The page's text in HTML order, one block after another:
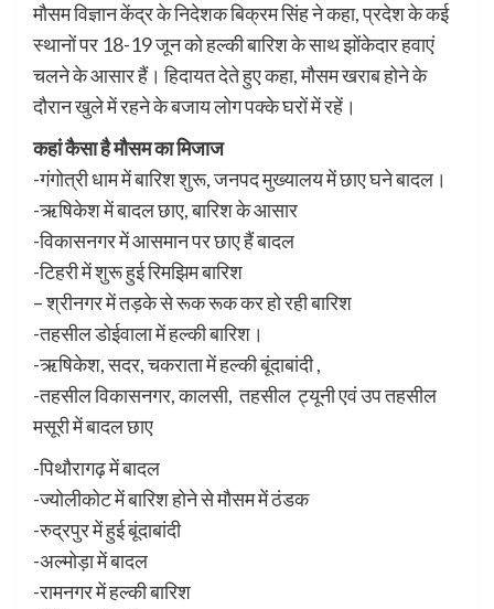
मौसम विज्ञान केंद्र के निदेशक बिक्रम सिंह ने कहा, प्रदेश के कई
स्थानों पर 18-19 जून को हल्की बारिश के साथ झोंकेदार हवाएं
चलने के आसार हैं। हिदायत देते हुए कहा, मौसम खराब होने के
दौरान खुले में रहने के बजाय लोग पक्के घरों में रहें।
कहां कैसा है मौसम का मिजाज
-गंगोत्री धाम में बारिश शुरू, जनपद मुख्यालय में छाए घने बादल।
-ऋषिकेश में बादल छाए, बारिश के आसार
-विकासनगर में आसमान पर छाए हैं बादल
-टिहरी में शुरू हुई रिमझिम बारिश
– श्रीनगर में तड़के से रूक रूक कर हो रही बारिश
-तहसील डोईवाला में हल्की बारिश।
-ऋषिकेश, सदर, चकराता में हल्की बूंदाबांदी ,
-तहसील विकासनगर, कालसी, तहसील ट्यूनी एवं उप तहसील
मसूरी में बादल छाए
-पिथौरागढ़ में बादल
-ज्योलीकोट में बारिश होने से मौसम में ठंडक
-रुद्रपुर में हुई बूंदाबांदी
-अल्मोड़ा में बादल
-रामनगर में हल्की बारिश